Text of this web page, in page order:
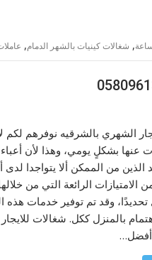
, شغالات كينيات بالشهر الدمام,
الشهري بالشرقيه نوفرهم لكم
عنها بشكلٍ يومي، وهذا لأن
الذين من الممكن ألا يتواجدا
الامتيازات الرائعة التي من
وقد تم توفير خدمات
بالمنزل ككل. شغالات